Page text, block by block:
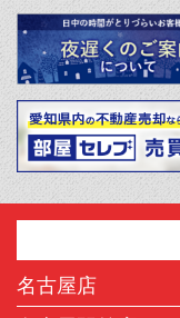
名古屋店